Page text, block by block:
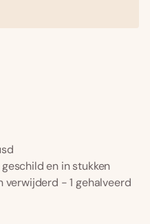
en in stukken
- 1 gehalveerd